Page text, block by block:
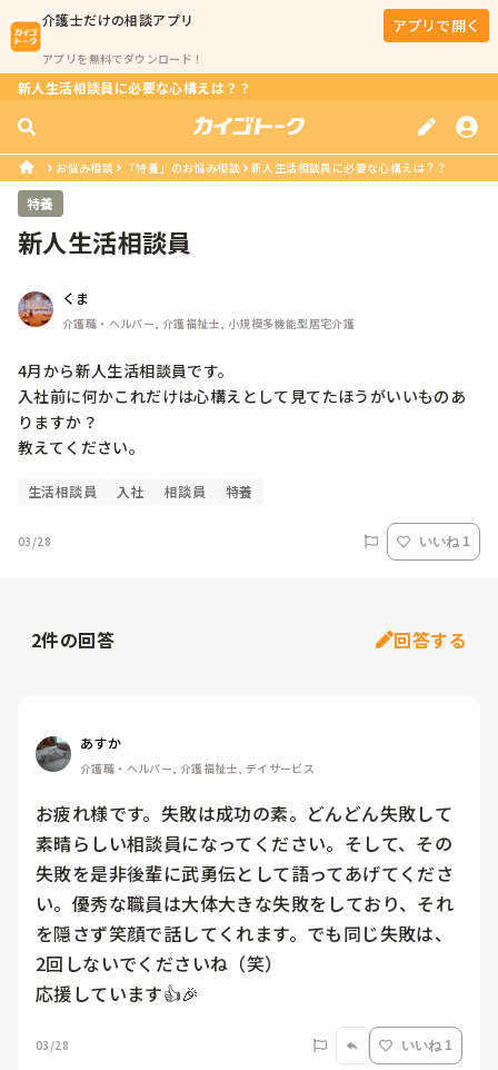
介護士だけの相談アプリ
アプリを無料でダウンロード！
アプリで開く
新人生活相談員に必要な心構えは？？
お悩み相談 「特養」のお悩み相談 新人生活相談員に必要な心構えは？？
特養
新人生活相談員
くま
介護職・ヘルパー, 介護福祉士, 小規模多機能型居宅介護
4月から新人生活相談員です。
入社前に何かこれだけは心構えとして見てたほうがいいものあ
りますか？
生活相談員 入社 相談員 特養
03/28 いいね 1
2件の回答 回答する
あすか
介護職・ヘルパー, 介護福祉士, デイサービス
お疲れ様です。失敗は成功の素。どんどん失敗して
素晴らしい相談員になってください。そして、その
失敗を是非後輩に武勇伝として語ってあげてくださ
い。優秀な職員は大体大きな失敗をしており、それ
を隠さず笑顔で話してくれます。でも同じ失敗は、
2回しないでくださいね（笑）
応援しています👍🎉
03/28 いいね 1